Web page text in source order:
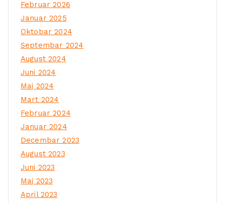
Februar 2026
Januar 2025
Oktobar 2024
Septembar 2024
August 2024
Juni 2024
Maj 2024
Mart 2024
Februar 2024
Januar 2024
Decembar 2023
August 2023
Juni 2023
Maj 2023
April 2023